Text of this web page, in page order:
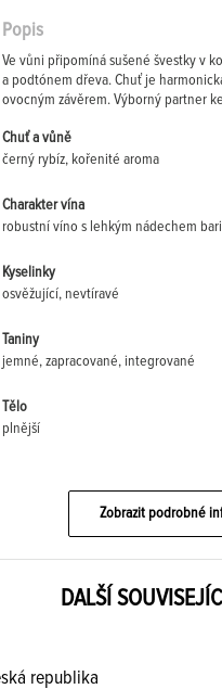
Popis
Ve vůni připomíná sušené švestky v
a podtónem dřeva. Chuť je
ovocným závěrem. Výborný partner
Chuť a vůně
černý rybíz, kořenité aroma
Charakter vína
robustní víno s lehkým nádechem
Kyselinky
osvěžující, nevtíravé
Taniny
jemné, zapracované, integrované
Tělo
plnější
Zobrazit podrobné
DALŠÍ
republika